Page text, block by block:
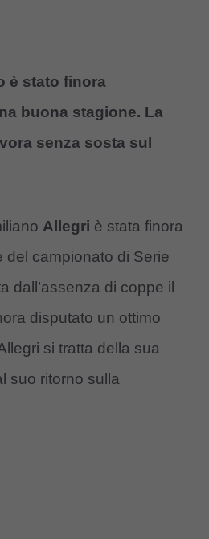
è stato finora
buona stagione. La
senza sosta sul
Allegri è stata finora
del campionato di Serie
dall’assenza di coppe il
disputato un ottimo
si tratta della sua
suo ritorno sulla